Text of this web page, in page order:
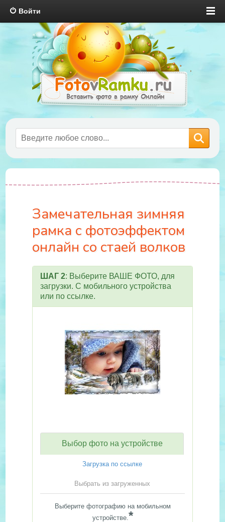
Войти
Замечательная зимняя
рамка с фотоэффектом
онлайн со стаей волков
ШАГ 2: Выберите ВАШЕ ФОТО, для
загрузки. С мобильного устройства
или по ссылке.
Выбор фото на устройстве
Загрузка по ссылке
Выбрать из загруженных
Выберите фотографию на мобильном
устройстве.*